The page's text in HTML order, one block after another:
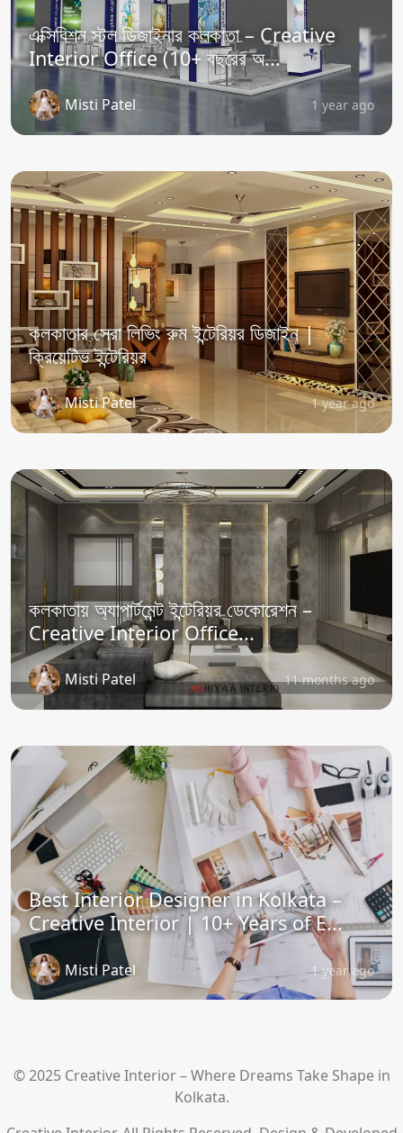
এক্সিবিশন স্টল ডিজাইনার কলকাতা – Creative
Interior Office (10+ বছরের অ...
Misti Patel 1 year ago
কলকাতার সেরা লিভিং রুম ইন্টেরিয়র ডিজাইন |
ক্রিয়েটিভ ইন্টেরিয়র
Misti Patel 1 year ago
কলকাতায় অ্যাপার্টমেন্ট ইন্টেরিয়র ডেকোরেশন –
Creative Interior Office...
Misti Patel 11 months ago
Best Interior Designer in Kolkata –
Creative Interior | 10+ Years of E...
Misti Patel 1 year ago
© 2025 Creative Interior – Where Dreams Take Shape in
Kolkata.